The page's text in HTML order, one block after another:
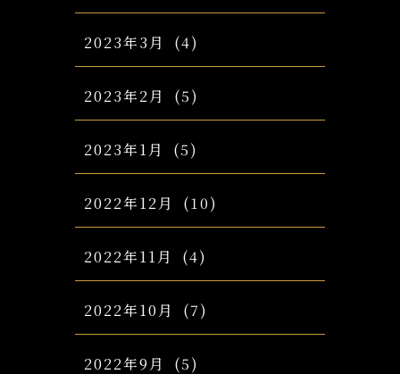
2023年3月 (4)
2023年2月 (5)
2023年1月 (5)
2022年12月 (10)
2022年11月 (4)
2022年10月 (7)
2022年9月 (5)